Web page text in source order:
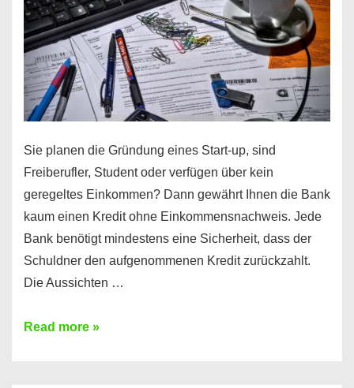
Sie planen die Gründung eines Start-up, sind
Freiberufler, Student oder verfügen über kein
geregeltes Einkommen? Dann gewährt Ihnen die Bank
kaum einen Kredit ohne Einkommensnachweis. Jede
Bank benötigt mindestens eine Sicherheit, dass der
Schuldner den aufgenommenen Kredit zurückzahlt.
Die Aussichten …
Mit
Read more »